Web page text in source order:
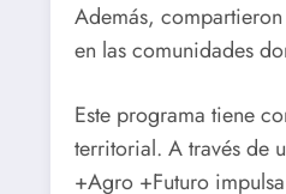
Además,
en las comunidades
Este programa tiene
territorial. A través de
+Agro +Futuro